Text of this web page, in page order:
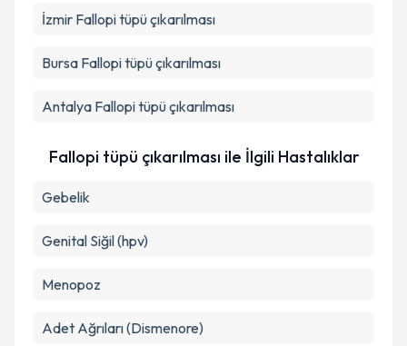
İzmir Fallopi tüpü çıkarılması
Bursa Fallopi tüpü çıkarılması
Antalya Fallopi tüpü çıkarılması
Fallopi tüpü çıkarılması ile İlgili Hastalıklar
Gebelik
Genital Siğil (hpv)
Menopoz
Adet Ağrıları (Dismenore)